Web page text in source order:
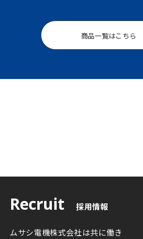
商品一覧はこちら
Recruit 採用情報
ムサシ電機株式会社は共に働き